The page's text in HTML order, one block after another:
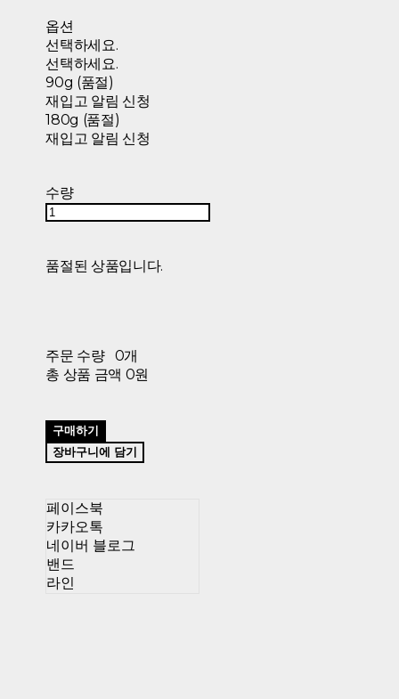
옵션
선택하세요.
선택하세요.
90g (품절)
재입고 알림 신청
180g (품절)
재입고 알림 신청
수량
품절된 상품입니다.
주문 수량
0개
총 상품 금액 0원
구매하기
장바구니에 담기
페이스북
카카오톡
네이버 블로그
밴드
라인